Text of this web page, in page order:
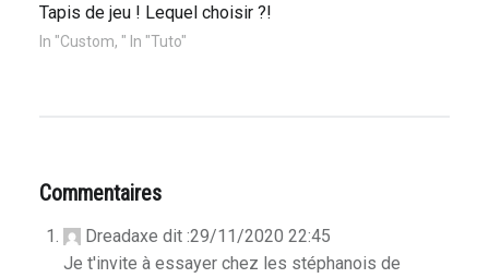
Tapis de jeu ! Lequel choisir ?!
In "Custom, " In "Tuto"
Commentaires
Dreadaxe dit :29/11/2020 22:45
Je t'invite à essayer chez les stéphanois de